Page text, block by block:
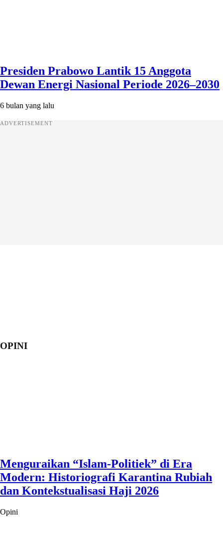
Presiden Prabowo Lantik 15 Anggota
Dewan Energi Nasional Periode 2026–2030
6 bulan yang lalu
ADVERTISEMENT
OPINI
Menguraikan “Islam-Politiek” di Era
Modern: Historiografi Karantina Rubiah
dan Kontekstualisasi Haji 2026
Opini